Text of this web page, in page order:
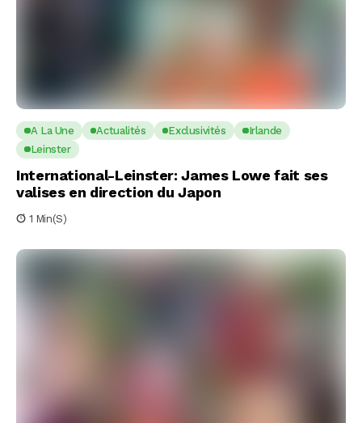
A La Une Actualités Exclusivités
Irlande
Leinster
International-Leinster: James Lowe fait ses
valises en direction du Japon
1 Min(s)